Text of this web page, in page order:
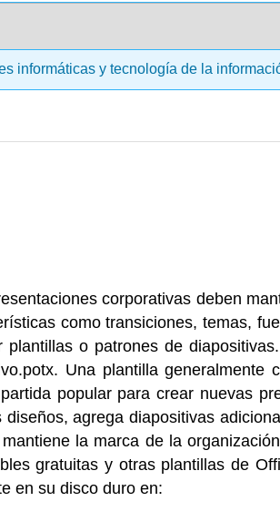
informáticas y tecnología de la
corporativas deben
como transiciones, temas,
o patrones de
Una plantilla generalmente
popular para crear nuevas
agrega diapositivas
la marca de la
gratuitas y otras plantillas de
en su disco duro en: